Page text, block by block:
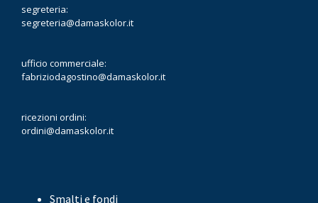
segreteria:
segreteria@damaskolor.it
ufficio commerciale:
fabriziodagostino@damaskolor.it
ricezioni ordini:
ordini@damaskolor.it
Smalti e fondi